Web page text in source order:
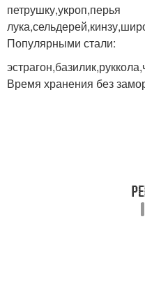
петрушку,укроп,перья
Популярными стали:
Время хранения без